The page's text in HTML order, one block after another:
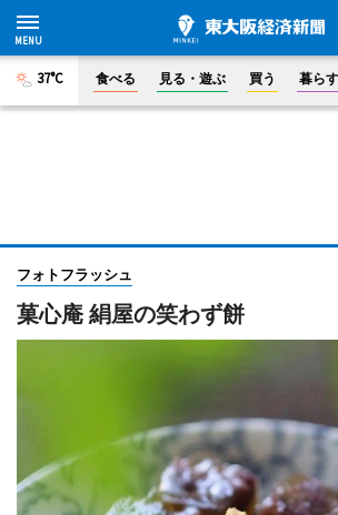
37°C 食べる 見る・遊ぶ 買う 暮ら
フォトフラッシュ
菓心庵 絹屋の笑わず餅